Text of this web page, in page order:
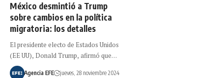
México desmintió a Trump
sobre cambios en la política
migratoria: los detalles
El presidente electo de Estados Unidos
(EE UU), Donald Trump, afirmó que…
Agencia EFE jueves, 28 noviembre 2024